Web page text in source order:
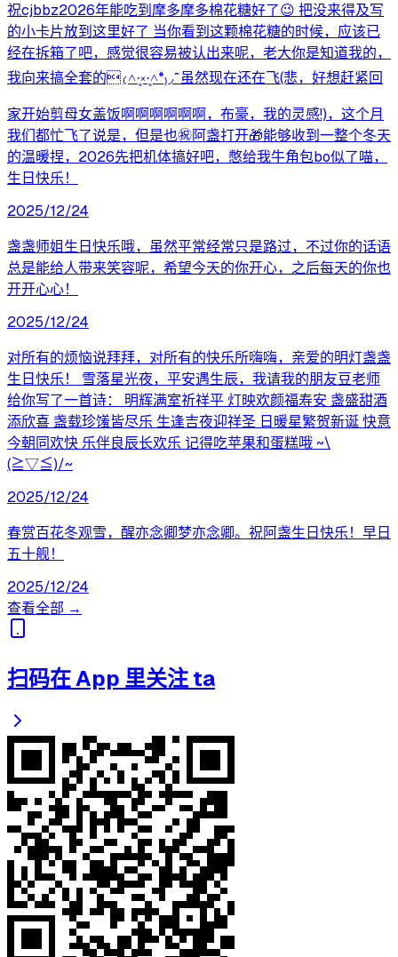
祝cjbbz2026年能吃到摩多摩多棉花糖好了😉 把没来得及写
的小卡片放到这里好了 当你看到这颗棉花糖的时候，应该已
经在拆箱了吧，感觉很容易被认出来呢，老大你是知道我的，
我向来搞全套的₍˄·͈༝·͈˄*₎◞ ̑̑ 虽然现在还在飞(悲，好想赶紧回
家开始剪母女盖饭啊啊啊啊啊啊，布豪，我的灵感!)，这个月
我们都忙飞了说是，但是也㊗️阿盏打开🎁能够收到一整个冬天
的温暖捏，2026先把机体搞好吧，憋给我牛角包bo似了喵，
生日快乐！
2025/12/24
盏盏师姐生日快乐哦，虽然平常经常只是路过，不过你的话语
总是能给人带来笑容呢，希望今天的你开心，之后每天的你也
开开心心！
2025/12/24
对所有的烦恼说拜拜，对所有的快乐所嗨嗨，亲爱的明灯盏盏
生日快乐！ 雪落星光夜，平安遇生辰，我请我的朋友豆老师
给你写了一首诗： 明辉满室祈祥平 灯映欢颜福寿安 盏盛甜酒
添欣喜 盏载珍馐皆尽乐 生逢吉夜迎祥圣 日暖星繁贺新诞 快意
今朝同欢快 乐伴良辰长欢乐 记得吃苹果和蛋糕哦 ~\
(≧▽≦)/~
2025/12/24
春赏百花冬观雪，醒亦念卿梦亦念卿。祝阿盏生日快乐！早日
五十舰！
2025/12/24
查看全部 →
扫码在 App 里关注 ta